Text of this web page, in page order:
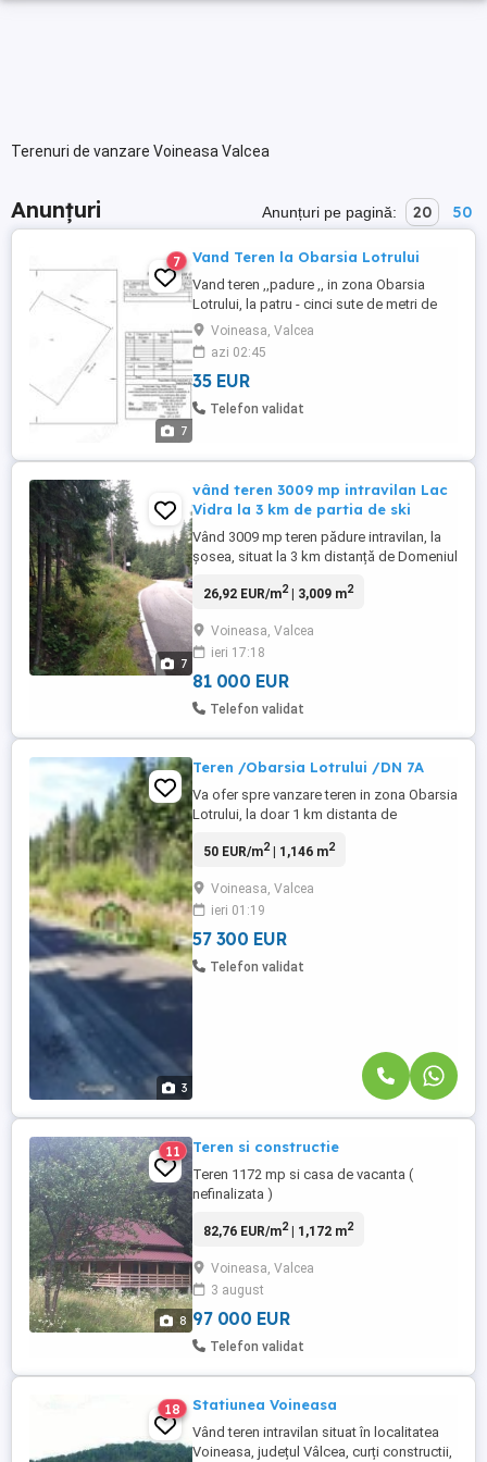
Terenuri de vanzare Voineasa Valcea
Anunțuri Anunțuri pe pagină: 20 50
7
7 Vand Teren la Obarsia Lotrului
Vand teren ,,padure ,, in zona Obarsia
Lotrului, la patru - cinci sute de metri de
Hanul Haiducilor si sapte km de
Transalpina Skiy resort. Terenul este in
categoria -intravilan- prins in PUZ - ul
aprobat pentru dezvoltarea zonei turistice,
are deschidere directa la raul Lotru si un
Voineasa, Valcea
azi 02:45
35 EUR
Telefon validat
7
vând teren 3009 mp intravilan Lac
Vidra la 3 km de partia de ski
Vând 3009 mp teren pădure intravilan, la
șosea, situat la 3 km distanță de Domeniul
situat pe partea stângă a șoselei, când vii
Ca reper vizual din mașină, sunt două
plăcuțe din tablă maro scrise cu galben,
puse de mine pe ...
26,92 EUR/m2| 3,009 m2
Voineasa, Valcea
ieri 17:18
81 000 EUR
Telefon validat
3
Teren /Obarsia Lotrului /DN 7A
Va ofer spre vanzare teren in zona Obarsia
Lotrului, la doar 1 km distanta de
25 m la DN 7A . Suprafata terenului este
ceea ce ofera un mare avantaj pentru
dezvoltarea unei afaceri in domeniul
turistic. Curentul se afla ...
50 EUR/m2| 1,146 m2
Voineasa, Valcea
ieri 01:19
57 300 EUR
Telefon validat
8
11 Teren si constructie
Teren 1172 mp si casa de vacanta (
nefinalizata )
82,76 EUR/m2| 1,172 m2
Voineasa, Valcea
3 august
97 000 EUR
Telefon validat
18 Statiunea Voineasa
Vând teren intravilan situat în localitatea
Voineasa, județul Vâlcea, curți constructii,